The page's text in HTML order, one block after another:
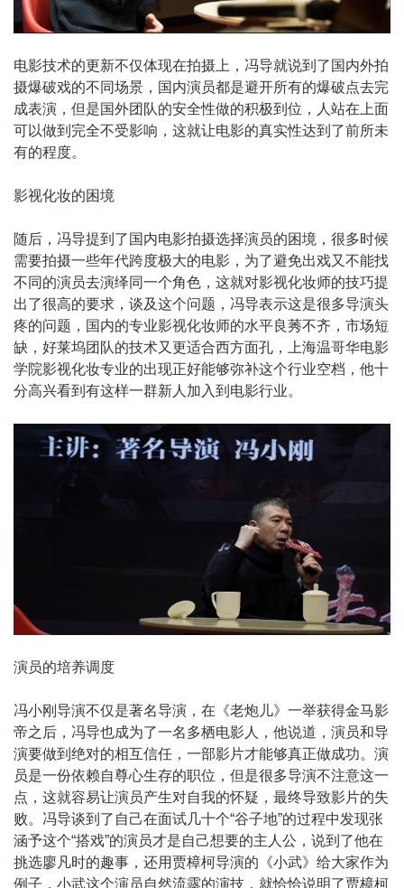
电影技术的更新不仅体现在拍摄上，冯导就说到了国内外拍
摄爆破戏的不同场景，国内演员都是避开所有的爆破点去完
成表演，但是国外团队的安全性做的积极到位，人站在上面
可以做到完全不受影响，这就让电影的真实性达到了前所未
有的程度。
影视化妆的困境
随后，冯导提到了国内电影拍摄选择演员的困境，很多时候
需要拍摄一些年代跨度极大的电影，为了避免出戏又不能找
不同的演员去演绎同一个角色，这就对影视化妆师的技巧提
出了很高的要求，谈及这个问题，冯导表示这是很多导演头
疼的问题，国内的专业影视化妆师的水平良莠不齐，市场短
缺，好莱坞团队的技术又更适合西方面孔，上海温哥华电影
学院影视化妆专业的出现正好能够弥补这个行业空档，他十
分高兴看到有这样一群新人加入到电影行业。
演员的培养调度
冯小刚导演不仅是著名导演，在《老炮儿》一举获得金马影
帝之后，冯导也成为了一名多栖电影人，他说道，演员和导
演要做到绝对的相互信任，一部影片才能够真正做成功。演
员是一份依赖自尊心生存的职位，但是很多导演不注意这一
点，这就容易让演员产生对自我的怀疑，最终导致影片的失
败。冯导谈到了自己在面试几十个“谷子地”的过程中发现张
涵予这个“搭戏”的演员才是自己想要的主人公，说到了他在
挑选廖凡时的趣事，还用贾樟柯导演的《小武》给大家作为
例子，小武这个演员自然流露的演技，就恰恰说明了贾樟柯